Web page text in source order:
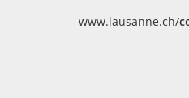
www.lausanne.ch/